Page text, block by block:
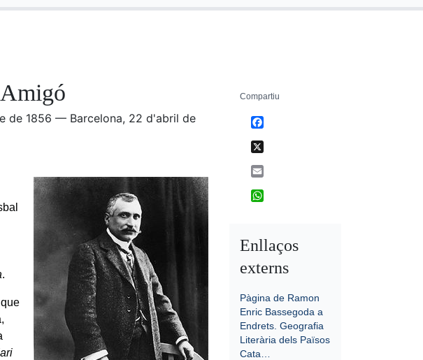
de 1856 — Barcelona, 22 d'abril de
.
Compartiu
Enllaços
externs
Pàgina de Ramon
Enric Bassegoda a
Endrets. Geografia
Literària dels Països
Cata…